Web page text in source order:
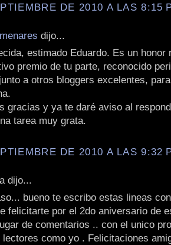
DE 2010 A LAS 8:15
dijo...
estimado Eduardo. Es un honor
premio de tu parte, reconocido
a otros bloggers excelentes,
gracias y ya te daré aviso al
tarea muy grata.
DE 2010 A LAS 9:32
dijo...
bueno te escribo estas lineas
felicitarte por el 2do aniversario de
de comentarios .. con el unico
como yo . Felicitaciones